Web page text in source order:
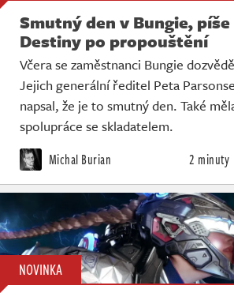
Smutný den v Bungie,
Destiny po propouštění
Včera se zaměstnanci Bungie
Jejich generální ředitel Peta
napsal, že je to smutný den. Také
spolupráce se skladatelem.
Michal Burian 2 minuty
NOVINKA